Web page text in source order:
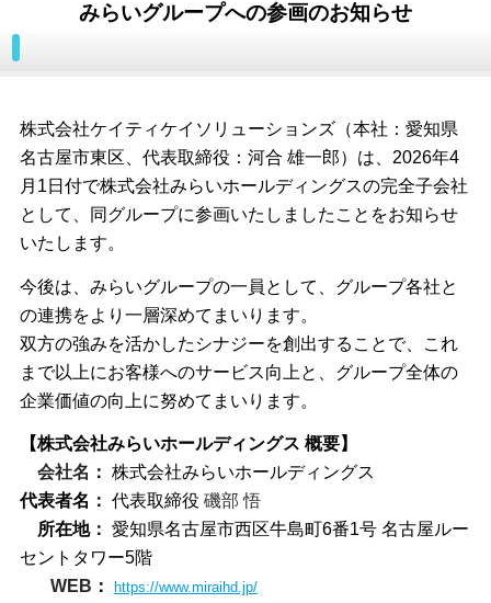
みらいグループへの参画のお知らせ
株式会社ケイティケイソリューションズ（本社：愛知県
名古屋市東区、代表取締役：河合 雄一郎）は、2026年4
月1日付で株式会社みらいホールディングスの完全子会社
として、同グループに参画いたしましたことをお知らせ
いたします。
今後は、みらいグループの一員として、グループ各社と
の連携をより一層深めてまいります。
双方の強みを活かしたシナジーを創出することで、これ
まで以上にお客様へのサービス向上と、グループ全体の
企業価値の向上に努めてまいります。
【株式会社みらいホールディングス 概要】
会社名 ： 株式会社みらいホールディングス
代表者名： 代表取締役 磯部 悟
所在地： 愛知県名古屋市西区牛島町6番1号 名古屋ルー
セントタワー5階
WEB ： https://www.miraihd.jp/